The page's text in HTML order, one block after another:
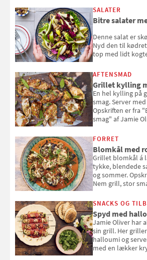
SALATER
Bitre salater
Denne salat er
Nyd den til
top med lidt
selvstændigt
Louisa Lorangs
AFTENSMAD
Grillet kylling
En hel kylling på
smag. Server
Opskriften er fra
smag" af Jamie
FORRET
Blomkål med
Grillet blomkål á
tykke, blendede
og sommer.
Nem grill, stor
SNACKS OG
Spyd med
Jamie Oliver har
sin grill. Her
halloumi og
med en lækker